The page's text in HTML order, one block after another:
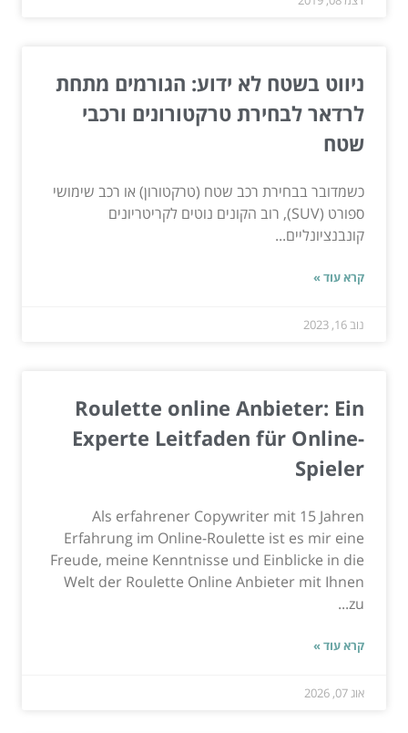
ניווט בשטח לא ידוע: הגורמים מתחת
לרדאר לבחירת טרקטורונים ורכבי
שטח
כשמדובר בבחירת רכב שטח (טרקטורון) או רכב שימושי
ספורט (SUV), רוב הקונים נוטים לקריטריונים
קונבנציונליים...
קרא עוד »
נוב 16, 2023
Roulette online Anbieter: Ein
Experte Leitfaden für Online-
Spieler
Als erfahrener Copywriter mit 15 Jahren
Erfahrung im Online-Roulette ist es mir eine
Freude, meine Kenntnisse und Einblicke in die
Welt der Roulette Online Anbieter mit Ihnen
zu...
קרא עוד »
אוג 07, 2026